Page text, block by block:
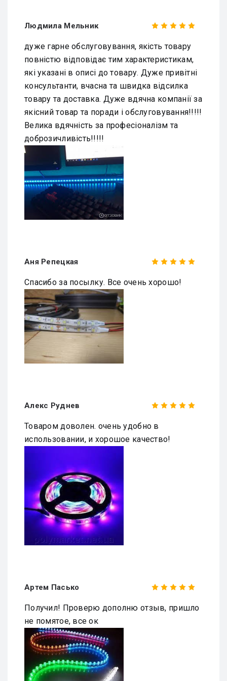
Людмила Мельник
дуже гарне обслуговування, якість товару
повністю відповідає тим характеристикам,
які указані в описі до товару. Дуже привітні
консультанти, вчасна та швидка відсилка
товару та доставка. Дуже вдячна компанії за
якісний товар та поради і обслуговування!!!!!
Велика вдячність за професіоналізм та
доброзичливість!!!!!
Аня Репецкая
Спасибо за посылку. Все очень хорошо!
Алекс Руднев
Товаром доволен. очень удобно в
использовании, и хорошое качество!
Артем Пасько
Получил! Проверю дополню отзыв, пришло
не помятое, все ок